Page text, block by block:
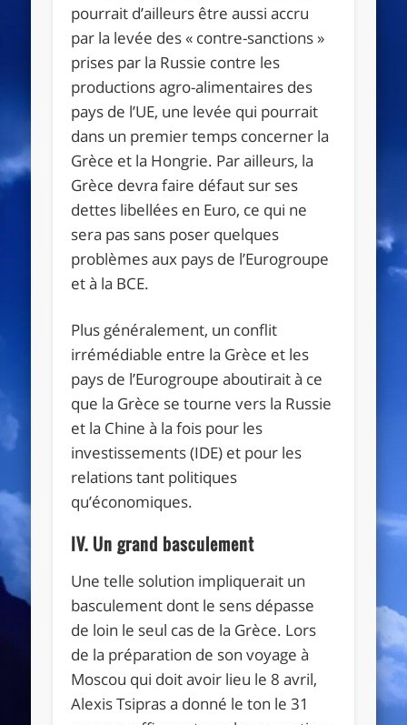
pourrait d’ailleurs être aussi accru
par la levée des « contre-sanctions »
prises par la Russie contre les
productions agro-alimentaires des
pays de l’UE, une levée qui pourrait
dans un premier temps concerner la
Grèce et la Hongrie. Par ailleurs, la
Grèce devra faire défaut sur ses
dettes libellées en Euro, ce qui ne
sera pas sans poser quelques
problèmes aux pays de l’Eurogroupe
et à la BCE.
Plus généralement, un conflit
irrémédiable entre la Grèce et les
pays de l’Eurogroupe aboutirait à ce
que la Grèce se tourne vers la Russie
et la Chine à la fois pour les
investissements (IDE) et pour les
relations tant politiques
qu’économiques.
IV. Un grand basculement
Une telle solution impliquerait un
basculement dont le sens dépasse
de loin le seul cas de la Grèce. Lors
de la préparation de son voyage à
Moscou qui doit avoir lieu le 8 avril,
Alexis Tsipras a donné le ton le 31